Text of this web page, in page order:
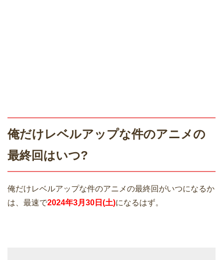
俺だけレベルアップな件のアニメの
最終回はいつ?
俺だけレベルアップな件のアニメの最終回がいつになるか
は、最速で2024年3月30日(土)になるはず。